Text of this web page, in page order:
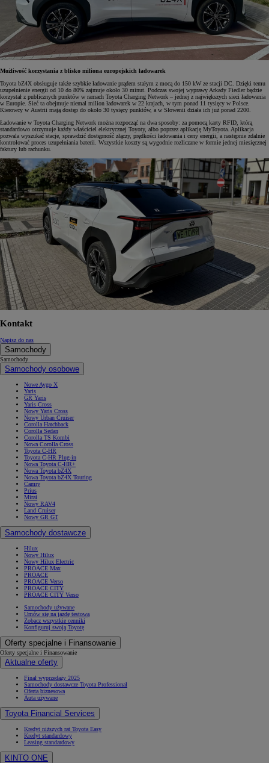
Możliwość korzystania z blisko miliona europejskich ładowarek
Toyota bZ4X obsługuje także szybkie ładowanie prądem stałym z mocą do 150 kW ze stacji DC. Dzięki temu
uzupełnienie energii od 10 do 80% zajmuje około 30 minut. Podczas swojej wyprawy Arkady Fiedler będzie
korzystał z publicznych punktów w ramach Toyota Charging Network – jednej z największych sieci ładowania
w Europie. Sieć ta obejmuje niemal milion ładowarek w 22 krajach, w tym ponad 11 tysięcy w Polsce.
Kierowcy w Austrii mają dostęp do około 30 tysięcy punktów, a w Słowenii działa ich już ponad 2200.
Ładowanie w Toyota Charging Network można rozpocząć na dwa sposoby: za pomocą karty RFID, którą
standardowo otrzymuje każdy właściciel elektrycznej Toyoty, albo poprzez aplikację MyToyota. Aplikacja
pozwala wyszukać stacje, sprawdzić dostępność złączy, prędkości ładowania i ceny energii, a następnie zdalnie
kontrolować proces uzupełniania baterii. Wszystkie koszty są wygodnie rozliczane w formie jednej miesięcznej
faktury lub rachunku.
Kontakt
Napisz do nas
Samochody
Samochody
Samochody osobowe
Nowe Aygo X
Yaris
GR Yaris
Yaris Cross
Nowy Yaris Cross
Nowy Urban Cruiser
Corolla Hatchback
Corolla Sedan
Corolla TS Kombi
Nowa Corolla Cross
Toyota C-HR
Toyota C-HR Plug-in
Nowa Toyota C-HR+
Nowa Toyota bZ4X
Nowa Toyota bZ4X Touring
Camry
Prius
Mirai
Nowy RAV4
Land Cruiser
Nowy GR GT
Samochody dostawcze
Hilux
Nowy Hilux
Nowy Hilux Electric
PROACE Max
PROACE
PROACE Verso
PROACE CITY
PROACE CITY Verso
Samochody używane
Umów się na jazdę testową
Zobacz wszystkie cenniki
Konfiguruj swoją Toyotę
Oferty specjalne i Finansowanie
Oferty specjalne i Finansowanie
Aktualne oferty
Finał wyprzedaży 2025
Samochody dostawcze Toyota Professional
Oferta biznesowa
Auta używane
Toyota Financial Services
Kredyt niższych rat Toyota Easy
Kredyt standardowy
Leasing standardowy
KINTO ONE